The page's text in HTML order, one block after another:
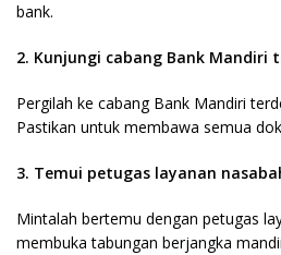
bank.
2. Kunjungi cabang Bank Mandiri
Pergilah ke cabang Bank Mandiri
Pastikan untuk membawa semua
3. Temui petugas layanan
Mintalah bertemu dengan petugas
membuka tabungan berjangka